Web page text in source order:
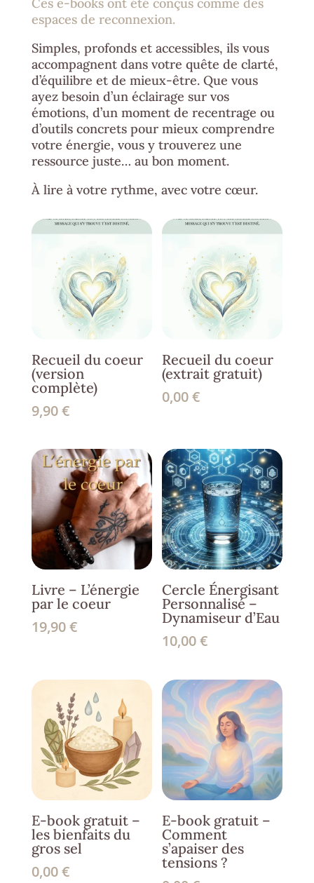
espaces de reconnexion.
Simples, profonds et accessibles, ils vous
accompagnent dans votre quête de clarté,
d’équilibre et de mieux-être. Que vous
ayez besoin d’un éclairage sur vos
émotions, d’un moment de recentrage ou
d’outils concrets pour mieux comprendre
votre énergie, vous y trouverez une
ressource juste… au bon moment.
À lire à votre rythme, avec votre cœur.
Recueil du coeur
(version
complète)
9,90€
Recueil du coeur
(extrait gratuit)
0,00€
Livre – L’énergie
par le coeur
19,90€
Cercle Énergisant
Personnalisé –
Dynamiseur d’Eau
10,00€
E-book gratuit –
les bienfaits du
gros sel
0,00€
E-book gratuit –
Comment
s’apaiser des
tensions ?